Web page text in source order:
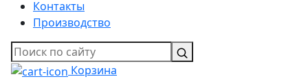
Контакты
Производство
Корзина